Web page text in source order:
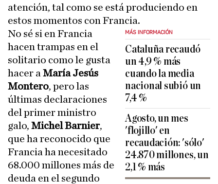
atención, tal como se está produciendo en
estos momentos con Francia.
MÁS INFORMACIÓN
Cataluña recaudó
un 4,9 % más
cuando la media
nacional subió un
7,4 %
Agosto, un mes
'flojillo' en
recaudación: 'sólo'
24.870 millones, un
2,1 % más
No sé si en Francia
hacen trampas en el
solitario como le gusta
hacer a María Jesús
Montero, pero las
últimas declaraciones
del primer ministro
galo, Michel Barnier,
que ha reconocido que
Francia ha necesitado
68.000 millones más de
deuda en el segundo